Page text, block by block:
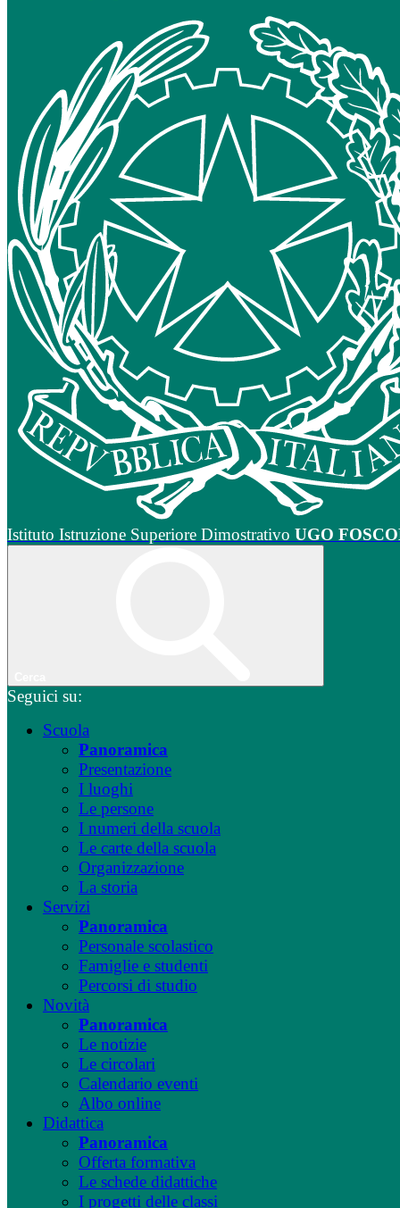
Istituto Istruzione Superiore Dimostrativo UGO
Seguici su:
Scuola
Panoramica
Presentazione
I luoghi
Le persone
I numeri della scuola
Le carte della scuola
Organizzazione
La storia
Servizi
Panoramica
Personale scolastico
Famiglie e studenti
Percorsi di studio
Novità
Panoramica
Le notizie
Le circolari
Calendario eventi
Albo online
Didattica
Panoramica
Offerta formativa
Le schede didattiche
I progetti delle classi